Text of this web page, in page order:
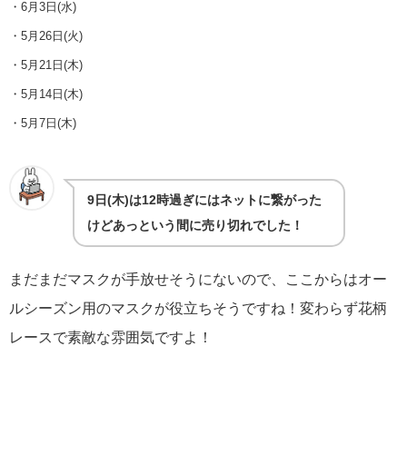
・6月3日(水)
・5月26日(火)
・5月21日(木)
・5月14日(木)
・5月7日(木)
9日(木)は12時過ぎにはネットに繋がった
けどあっという間に売り切れでした！
まだまだマスクが手放せそうにないので、ここからはオー
ルシーズン用のマスクが役立ちそうですね！変わらず花柄
レースで素敵な雰囲気ですよ！